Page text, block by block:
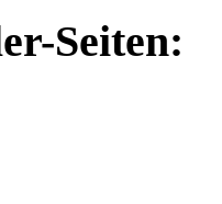
Seiten: